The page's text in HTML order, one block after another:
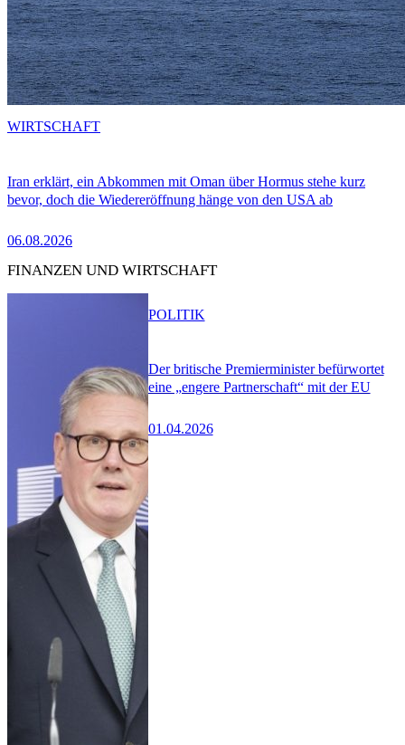
Iran erklärt, ein Abkommen mit Oman über Hormus stehe kurz
bevor, doch die Wiedereröffnung hänge von den USA ab
06.08.2026
WIRTSCHAFT
FINANZEN UND WIRTSCHAFT
Der britische Premierminister befürwortet
eine „engere Partnerschaft“ mit der EU
01.04.2026
POLITIK